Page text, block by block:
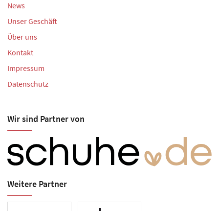
News
Unser Geschäft
Über uns
Kontakt
Impressum
Datenschutz
Wir sind Partner von
Weitere Partner